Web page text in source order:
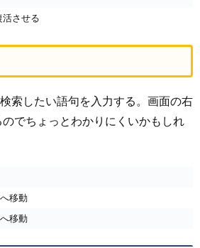
活させる
索したい語句を入力する。画面の右
でちょっとわかりにくいかもしれ
移動
移動